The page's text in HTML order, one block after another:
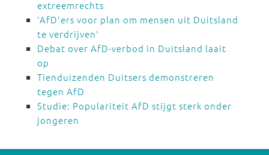
extreemrechts
'AfD'ers voor plan om mensen uit Duitsland
te verdrijven'
Debat over AfD-verbod in Duitsland laait
op
Tienduizenden Duitsers demonstreren
tegen AfD
Studie: Populariteit AfD stijgt sterk onder
jongeren